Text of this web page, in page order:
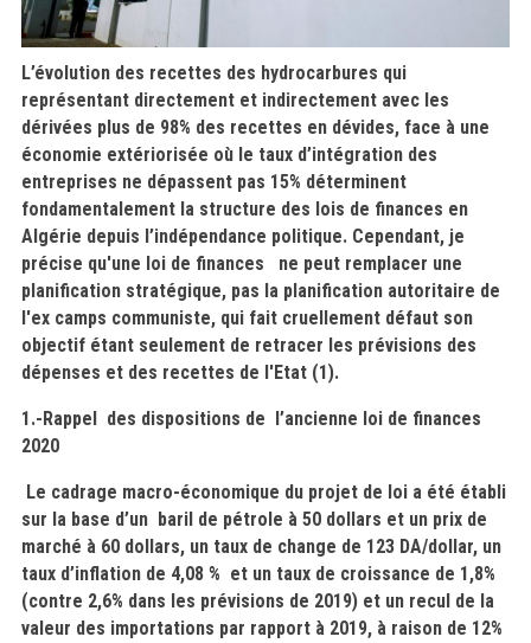
L’évolution des recettes des hydrocarbures qui
représentant directement et indirectement avec les
dérivées plus de 98% des recettes en dévides, face à une
économie extériorisée où le taux d’intégration des
entreprises ne dépassent pas 15% déterminent
fondamentalement la structure des lois de finances en
Algérie depuis l’indépendance politique. Cependant, je
précise qu'une loi de finances ne peut remplacer une
planification stratégique, pas la planification autoritaire de
l'ex camps communiste, qui fait cruellement défaut son
objectif étant seulement de retracer les prévisions des
dépenses et des recettes de l'Etat (1).
1.-Rappel des dispositions de l’ancienne loi de finances
2020
Le cadrage macro-économique du projet de loi a été établi
sur la base d’un baril de pétrole à 50 dollars et un prix de
marché à 60 dollars, un taux de change de 123 DA/dollar, un
taux d’inflation de 4,08 % et un taux de croissance de 1,8%
(contre 2,6% dans les prévisions de 2019) et un recul de la
valeur des importations par rapport à 2019, à raison de 12%